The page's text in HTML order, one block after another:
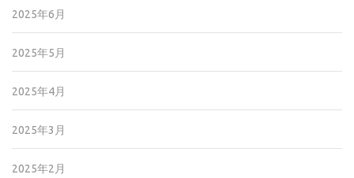
2025年6月
2025年5月
2025年4月
2025年3月
2025年2月